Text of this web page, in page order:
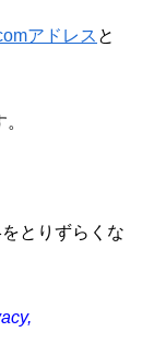
アドレス と
とりずらくな